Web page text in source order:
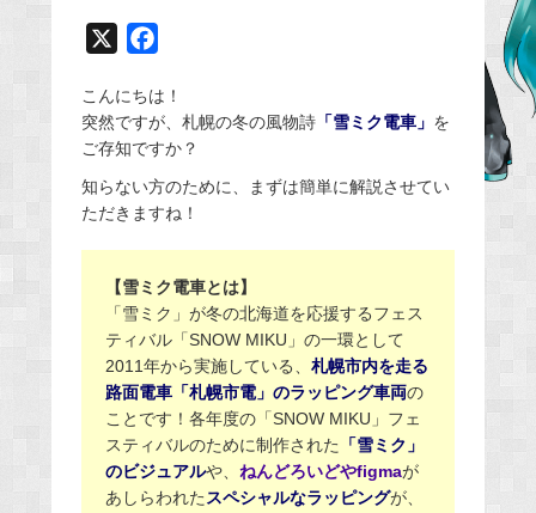
c
e
b
o
o
k
こんにちは！
突然ですが、札幌の冬の風物詩「雪ミク電車」 を
ご存知ですか？
知らない方のために、まずは簡単に解説させてい
ただきますね！
【雪ミク電車とは】
「雪ミク」が冬の北海道を応援するフェス
ティバル「SNOW MIKU」の一環として
2011年から実施している、 札幌市内を走る
路面電車「札幌市電」のラッピング車両の
ことです！各年度の「SNOW MIKU」フェ
スティバルのために制作された 「雪ミク」
のビジュアルや、 ねんどろいどやfigmaが
あしらわれたスペシャルなラッピングが、